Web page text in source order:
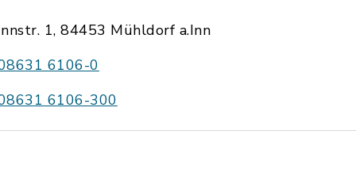
1, 84453 Mühldorf a.Inn
6106-0
6106-300